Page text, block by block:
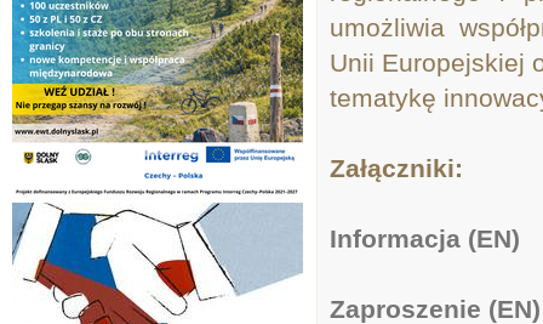
umożliwia
Unii Europejskiej
tematykę
Załączniki:
Informacja (EN)
Zaproszenie (EN)